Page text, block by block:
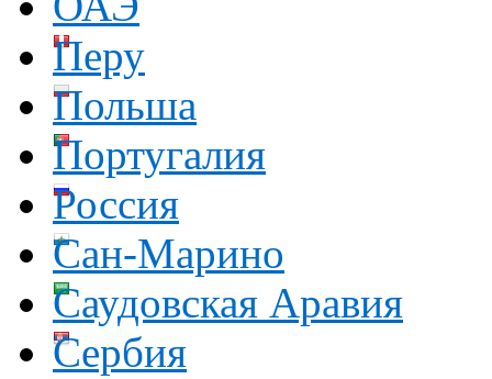
Перу
Польша
Португалия
Россия
Сан-Марино
Саудовская Аравия
Сербия